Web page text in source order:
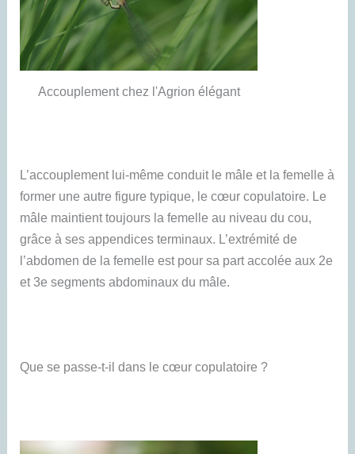
Accouplement chez l'Agrion élégant
L’accouplement lui-même conduit le mâle et la femelle à
former une autre figure typique, le cœur copulatoire. Le
mâle maintient toujours la femelle au niveau du cou,
grâce à ses appendices terminaux. L’extrémité de
l’abdomen de la femelle est pour sa part accolée aux 2e
et 3e segments abdominaux du mâle.
Que se passe-t-il dans le cœur copulatoire ?